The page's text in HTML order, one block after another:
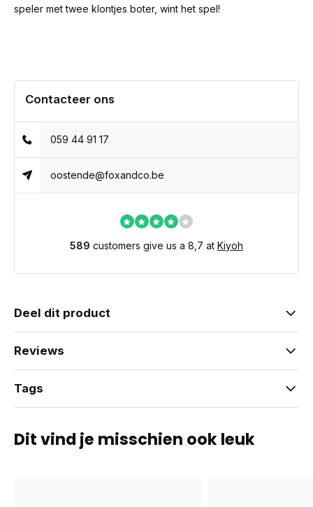
speler met twee klontjes boter, wint het spel!
Contacteer ons
059 44 91 17
oostende@foxandco.be
589 customers give us a 8,7 at Kiyoh
Deel dit product
Reviews
Tags
Dit vind je misschien ook leuk